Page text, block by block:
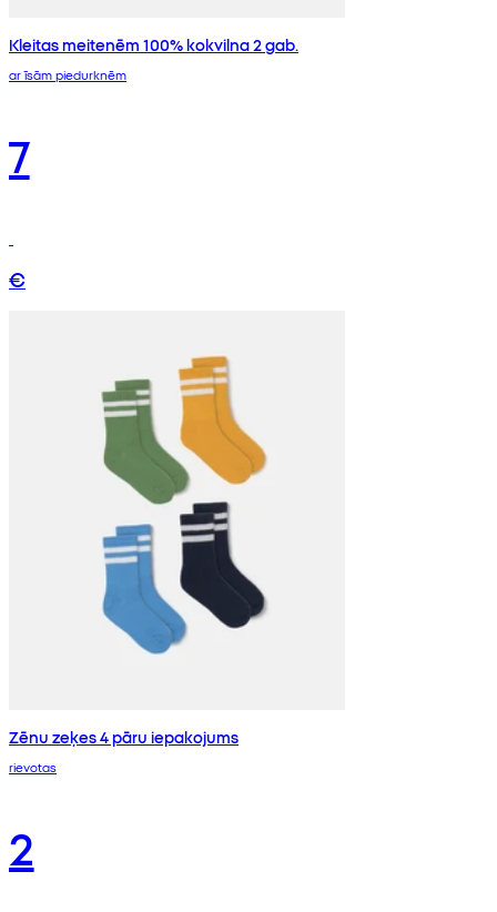
Kleitas meitenēm 100% kokvilna 2 gab.
ar īsām piedurknēm
7
€
Zēnu zeķes 4 pāru iepakojums
rievotas
2